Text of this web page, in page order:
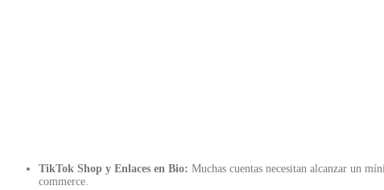
TikTok Shop y Enlaces en Bio: Muchas cuentas necesitan alcanzar un
commerce.